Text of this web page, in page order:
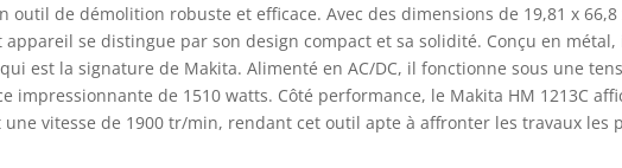
outil de démolition robuste et efficace. Avec des dimensions de 19,81 x 66,8
appareil se distingue par son design compact et sa solidité. Conçu en métal,
est la signature de Makita. Alimenté en AC/DC, il fonctionne sous une
impressionnante de 1510 watts. Côté performance, le Makita HM 1213C
vitesse de 1900 tr/min, rendant cet outil apte à affronter les travaux les